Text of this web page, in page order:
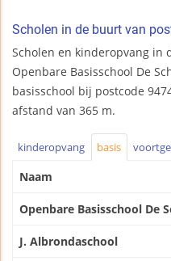
Scholen in de buurt van
Scholen en kinderopvang in
Openbare Basisschool De
basisschool bij postcode
afstand van 365 m.
kinderopvang basis
Naam
Openbare Basisschool De
J. Albrondaschool